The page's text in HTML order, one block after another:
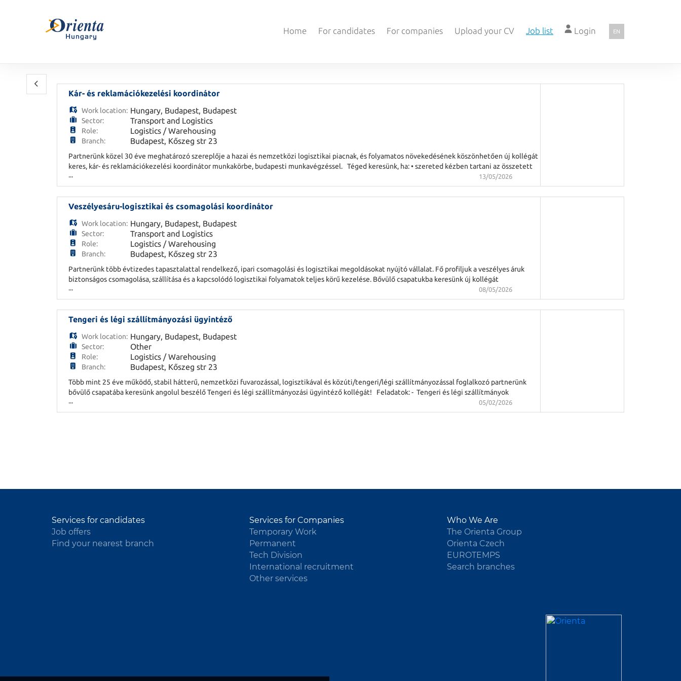
Home For candidates For companies Upload your CV Job list Login EN
Kár- és reklamációkezelési koordinátor
Work location: Hungary, Budapest, Budapest
Sector: Transport and Logistics
Role: Logistics / Warehousing
Branch: Budapest, Kőszeg str 23
Partnerünk közel 30 éve meghatározó szereplője a hazai és nemzetközi logisztikai piacnak, és folyamatos növekedésének köszönhetően új kollégát
keres, kár- és reklamációkezelési koordinátor munkakörbe, budapesti munkavégzéssel. Téged keresünk, ha: • szereted kézben tartani az összetett
ügyeket • gyorsan átlátod a helyzeteket • határozottan kommu
... 13/05/2026
Veszélyesáru-logisztikai és csomagolási koordinátor
Work location: Hungary, Budapest, Budapest
Sector: Transport and Logistics
Role: Logistics / Warehousing
Branch: Budapest, Kőszeg str 23
Partnerünk több évtizedes tapasztalattal rendelkező, ipari csomagolási és logisztikai megoldásokat nyújtó vállalat. Fő profiljuk a veszélyes áruk
biztonságos csomagolása, szállítása és a kapcsolódó logisztikai folyamatok teljes körű kezelése. Bővülő csapatukba keresünk új kollégát
Veszélyesáru-logisztikai és csomagolási koordinátor pozícióba. F
... 08/05/2026
Tengeri és légi szállítmányozási ügyintéző
Work location: Hungary, Budapest, Budapest
Sector: Other
Role: Logistics / Warehousing
Branch: Budapest, Kőszeg str 23
Több mint 25 éve működő, stabil hátterű, nemzetközi fuvarozással, logisztikával és közúti/tengeri/légi szállítmányozással foglalkozó partnerünk
bővülő csapatába keresünk angolul beszélő Tengeri és légi szállítmányozási ügyintéző kollégát! Feladatok: - Tengeri és légi szállítmányok
szervezése és koordinálása - Kapcsolattartás fuvarozókkal, spe
... 05/02/2026
Services for candidates
Job offers
Find your nearest branch
Services for Companies
Temporary Work
Permanent
Tech Division
International recruitment
Other services
Who We Are
The Orienta Group
Orienta Czech
EUROTEMPS
Search branches